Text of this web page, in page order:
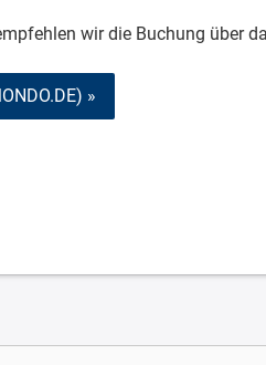
wir die Buchung über
»